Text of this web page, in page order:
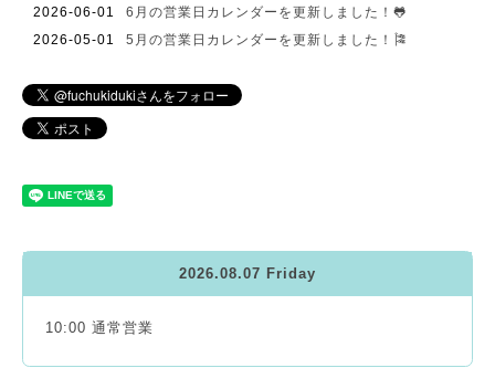
2026-06-01
6月の営業日カレンダーを更新しました！🐸
2026-05-01
5月の営業日カレンダーを更新しました！🎏
2026.08.07 Friday
10:00 通常営業